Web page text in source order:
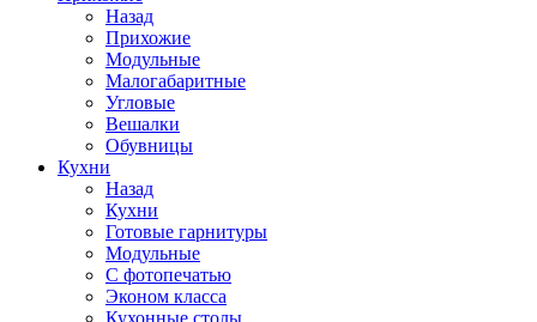
Назад
Прихожие
Модульные
Малогабаритные
Угловые
Вешалки
Обувницы
Кухни
Назад
Кухни
Готовые гарнитуры
Модульные
С фотопечатью
Эконом класса
Кухонные столы